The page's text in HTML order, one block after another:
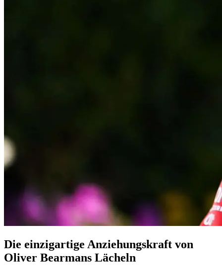
Die einzigartige Anziehungskraft von
Oliver Bearmans Lächeln